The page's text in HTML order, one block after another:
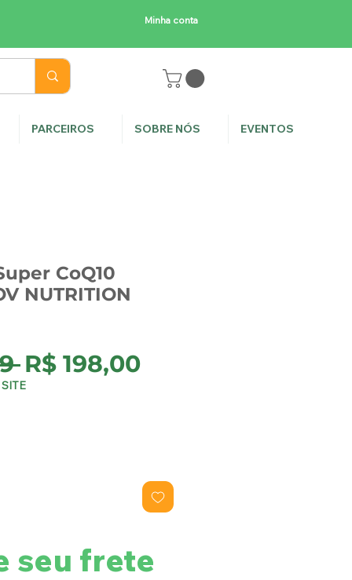
Minha conta
CoQ10
NUTRITION
Preço
normal
R$ 198,00Preço
seu frete
PARCEIROS SOBRE NÓS EVENTOS